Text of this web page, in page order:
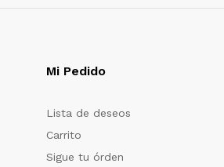
Mi Pedido
Lista de deseos
Carrito
Sigue tu órden